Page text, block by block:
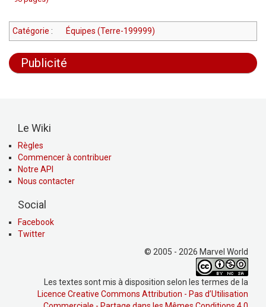
Catégorie : Équipes (Terre-199999)
Publicité
Le Wiki
Règles
Commencer à contribuer
Notre API
Nous contacter
Social
Facebook
Twitter
© 2005 - 2026 Marvel World
Les textes sont mis à disposition selon les termes de la
Licence Creative Commons Attribution - Pas d’Utilisation